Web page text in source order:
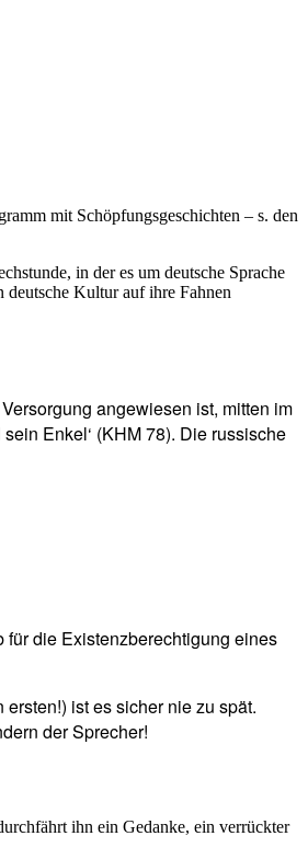
mit Schöpfungsgeschichten – s. den
in der es um deutsche Sprache
deutsche Kultur auf ihre Fahnen
angewiesen ist, mitten im
Enkel‘ (KHM 78). Die russische
die Existenzberechtigung eines
ist es sicher nie zu spät.
der Sprecher!
ihn ein Gedanke, ein verrückter